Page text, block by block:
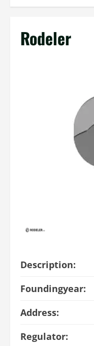
Rodeler
Description:
Foundingyear:
Address:
Regulator: